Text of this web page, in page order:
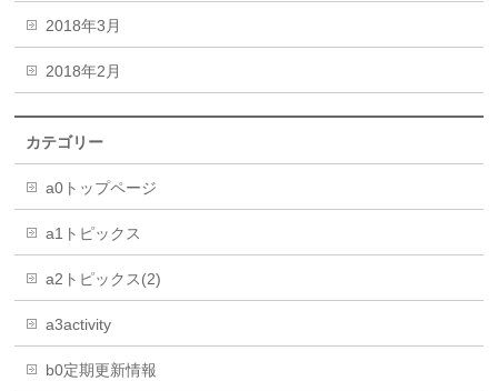
2018年3月
2018年2月
カテゴリー
a0トップページ
a1トピックス
a2トピックス(2)
a3activity
b0定期更新情報